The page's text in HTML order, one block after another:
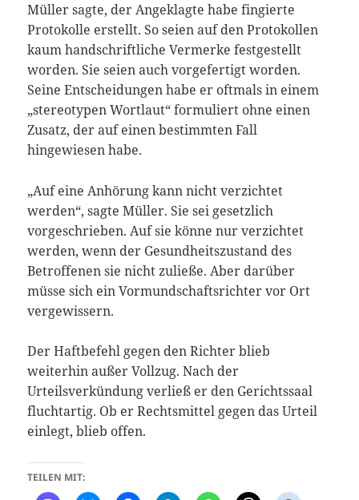
Müller sagte, der Angeklagte habe fingierte
Protokolle erstellt. So seien auf den Protokollen
kaum handschriftliche Vermerke festgestellt
worden. Sie seien auch vorgefertigt worden.
Seine Entscheidungen habe er oftmals in einem
„stereotypen Wortlaut“ formuliert ohne einen
Zusatz, der auf einen bestimmten Fall
hingewiesen habe.
„Auf eine Anhörung kann nicht verzichtet
werden“, sagte Müller. Sie sei gesetzlich
vorgeschrieben. Auf sie könne nur verzichtet
werden, wenn der Gesundheitszustand des
Betroffenen sie nicht zuließe. Aber darüber
müsse sich ein Vormundschaftsrichter vor Ort
vergewissern.
Der Haftbefehl gegen den Richter blieb
weiterhin außer Vollzug. Nach der
Urteilsverkündung verließ er den Gerichtssaal
fluchtartig. Ob er Rechtsmittel gegen das Urteil
einlegt, blieb offen.
TEILEN MIT: